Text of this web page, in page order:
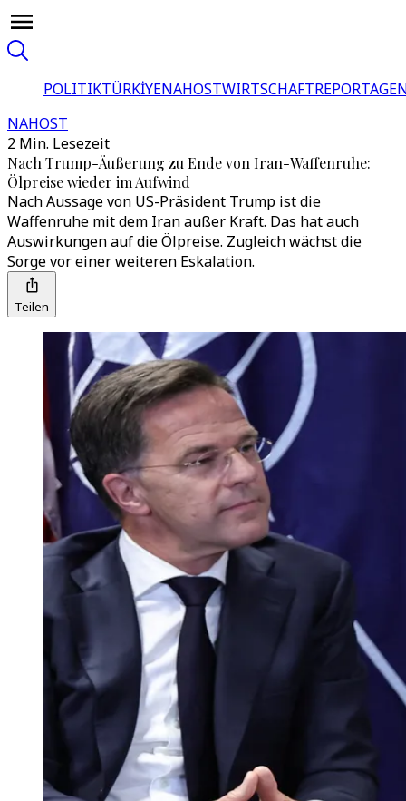
POLITIKTÜRKİYENAHOSTWIRTSCHAFT
NAHOST
2 Min. Lesezeit
Nach Trump-Äußerung zu Ende von Iran-Waffenruhe:
Ölpreise wieder im Aufwind
Nach Aussage von US-Präsident Trump ist die
Waffenruhe mit dem Iran außer Kraft. Das hat auch
Auswirkungen auf die Ölpreise. Zugleich wächst die
Sorge vor einer weiteren Eskalation.
Teilen